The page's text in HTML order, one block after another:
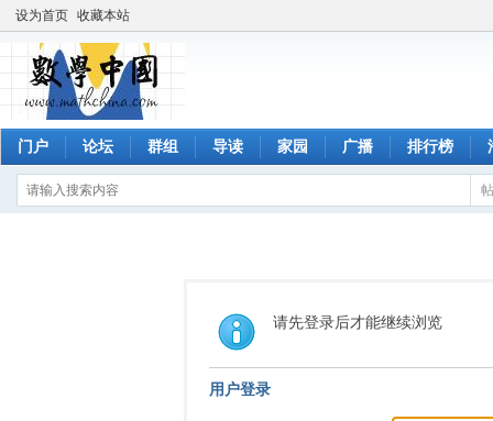
设为首页 收藏本站
门户 论坛 群组 导读 家园 广播 排行榜
请先登录后才能继续浏览
用户登录